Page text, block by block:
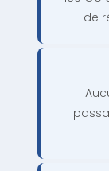
de